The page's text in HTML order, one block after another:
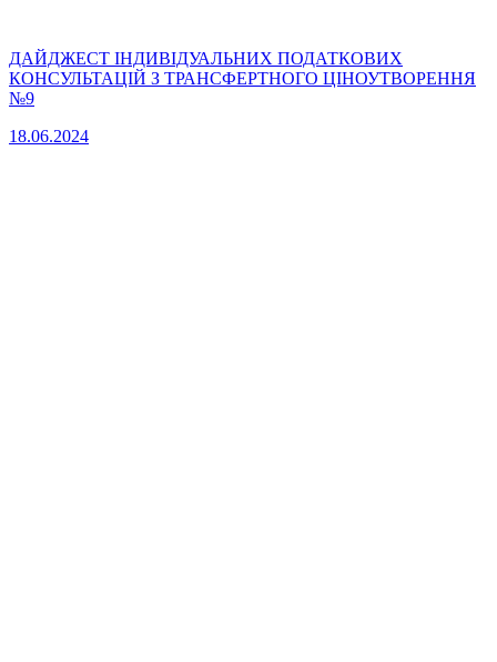
ДАЙДЖЕСТ ІНДИВІДУАЛЬНИХ ПОДАТКОВИХ
КОНСУЛЬТАЦІЙ З ТРАНСФЕРТНОГО ЦІНОУТВОРЕННЯ
№9
18.06.2024